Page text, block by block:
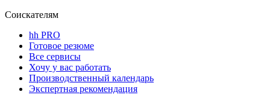
Соискателям
hh PRO
Готовое резюме
Все сервисы
Хочу у вас работать
Производственный календарь
Экспертная рекомендация